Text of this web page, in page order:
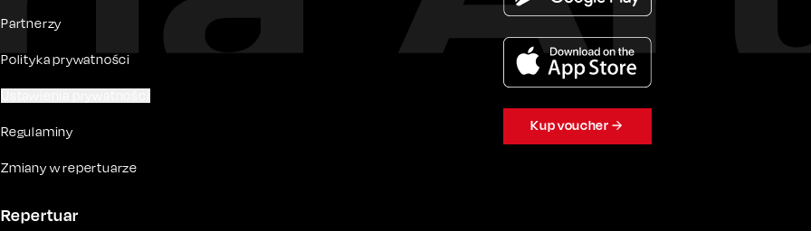
Partnerzy
Polityka prywatności
Regulaminy
Zmiany w repertuarze
Repertuar
Kup voucher